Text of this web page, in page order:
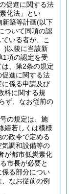
促進に関する法
化法」とい
新築等計画(以下
ついて同項の認
いる者が、こ
)以後に当該新
1項の認定を受
、第2条の規定
進に関する法
係る申請及び
料に関する規
ず、なお従前の
の規定は、施
繕若しくは模様
政令で定める
調和設備等の
が都市低炭素化
市長が必要と
る部分につい
なお従前の例